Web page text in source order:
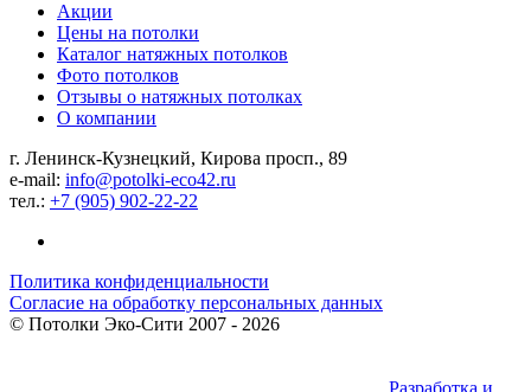
Акции
Цены на потолки
Каталог натяжных потолков
Фото потолков
Отзывы о натяжных потолках
О компании
г. Ленинск-Кузнецкий, Кирова просп., 89
e-mail: info@potolki-eco42.ru
тел.: +7 (905) 902-22-22
Политика конфиденциальности
Согласие на обработку персональных данных
© Потолки Эко-Сити 2007 - 2026